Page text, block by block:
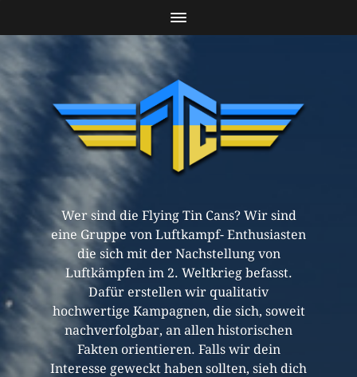
Wer sind die Flying Tin Cans? Wir sind
eine Gruppe von Luftkampf- Enthusiasten
die sich mit der Nachstellung von
Luftkämpfen im 2. Weltkrieg befasst.
Dafür erstellen wir qualitativ
hochwertige Kampagnen, die sich, soweit
nachverfolgbar, an allen historischen
Fakten orientieren. Falls wir dein
Interesse geweckt haben sollten, sieh dich